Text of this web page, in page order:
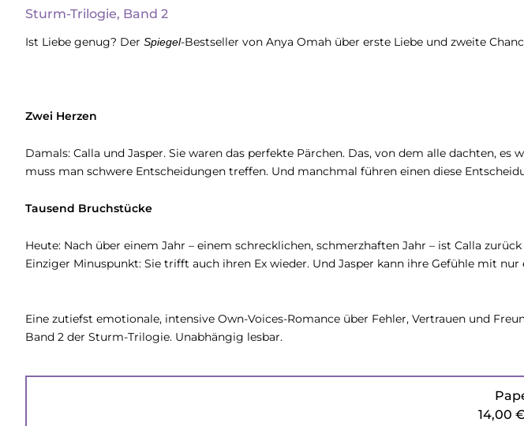
Sturm-Trilogie, Band 2
Ist Liebe genug? Der Spiegel-Bestseller von Anya Omah über erste Liebe und zweite
Zwei Herzen
Damals: Calla und Jasper. Sie waren das perfekte Pärchen. Das, von dem alle dachten,
muss man schwere Entscheidungen treffen. Und manchmal führen einen diese
Tausend Bruchstücke
Heute: Nach über einem Jahr – einem schrecklichen, schmerzhaften Jahr – ist Calla
Einziger Minuspunkt: Sie trifft auch ihren Ex wieder. Und Jasper kann ihre Gefühle mit
Eine zutiefst emotionale, intensive Own-Voices-Romance über Fehler, Vertrauen und
Band 2 der Sturm-Trilogie. Unabhängig lesbar.
14,00€